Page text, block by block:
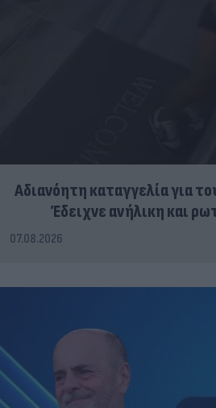
Αδιανόητη καταγγελία για
Έδειχνε ανήλικη και
07.08.2026